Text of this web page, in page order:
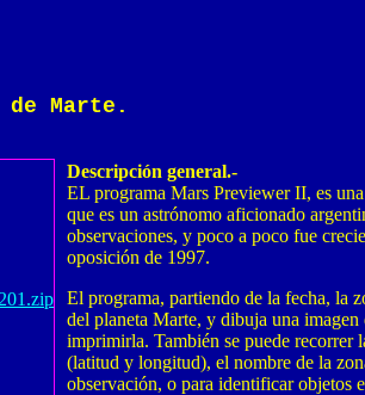
Marte.
Descripción general.-
EL programa Mars Previewer II, es
que es un astrónomo aficionado
observaciones, y poco a poco fue
oposición de 1997.
El programa, partiendo de la fecha, la
del planeta Marte, y dibuja una
imprimirla. También se puede recorrer
(latitud y longitud), el nombre de la
observación, o para identificar objetos